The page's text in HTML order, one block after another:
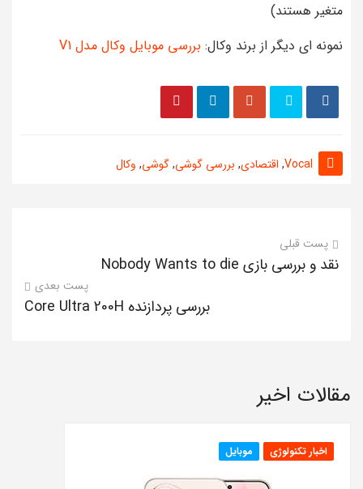
متغیر هستند)
نمونه ای دیگر از برند وکال: بررسی موبایل وکال مدل V1
Vocal
, اقتصادی, بررسی گوشی,گوشی, وکال
پست قبلی
نقد و بررسی بازی Nobody Wants to die
پست بعدی
بررسی پردازنده Core Ultra 200H
مقالات اخیر
اخبار تکنولوژی موبایل